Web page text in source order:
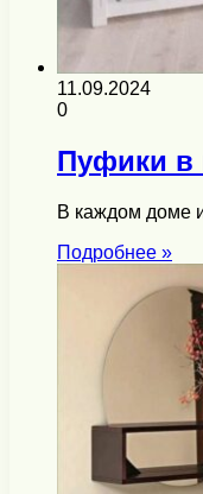
11.09.2024
0
Пуфики в
В каждом доме
Подробнее »